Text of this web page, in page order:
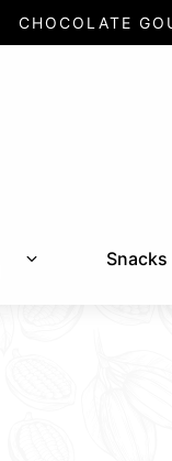
CHOCOLATE
Snacks